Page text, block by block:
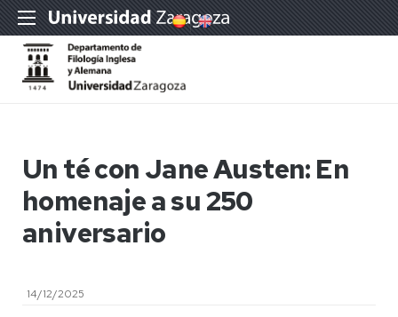
Un té con Jane Austen: En
homenaje a su 250
aniversario
14/12/2025